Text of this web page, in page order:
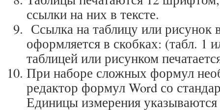
ссылки на них в тексте.
Ссылка на таблицу или рисунок
оформляется в скобках: (табл. 1
таблицей или рисунком
При наборе сложных формул
редактор формул Word со
Единицы измерения указываются